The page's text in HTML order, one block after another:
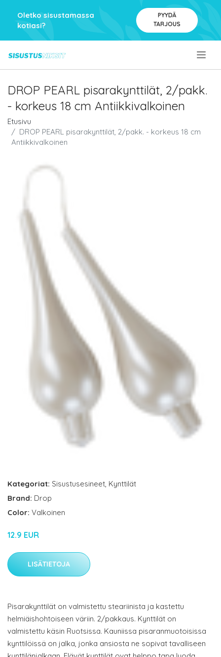
Oletko sisustamassa
kotiasi?
PYYDÄ
TARJOUS
DROP PEARL pisarakynttilät, 2/pakk.
- korkeus 18 cm Antiikkivalkoinen
Etusivu
DROP PEARL pisarakynttilät, 2/pakk. - korkeus 18 cm
Antiikkivalkoinen
Kategoriat: Sisustusesineet, Kynttilät
Brand: Drop
Color: Valkoinen
12.9 EUR
LISÄTIETOJA
Pisarakynttilät on valmistettu steariinista ja kastettu
helmiäishohtoiseen väriin. 2/pakkaus. Kynttilät on
valmistettu käsin Ruotsissa. Kauniissa pisaranmuotoisissa
kynttilöissä on jalka, jonka ansiosta ne sopivat tavalliseen